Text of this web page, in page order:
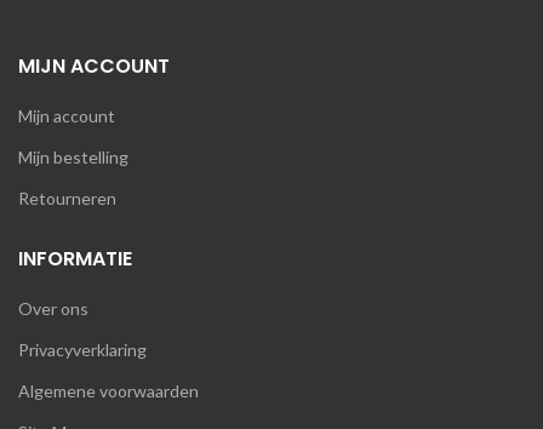
MIJN ACCOUNT
Mijn account
Mijn bestelling
Retourneren
INFORMATIE
Over ons
Privacyverklaring
Algemene voorwaarden